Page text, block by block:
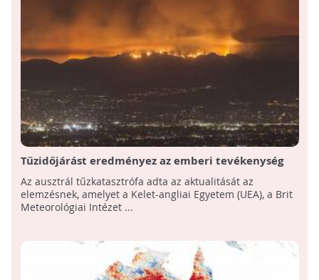
Tűzidőjárást eredményez az emberi tevékenység
okozta klímaváltozás
Az ausztrál tűzkatasztrófa adta az aktualitását az
elemzésnek, amelyet a Kelet-angliai Egyetem (UEA), a Brit
Meteorológiai Intézet ...